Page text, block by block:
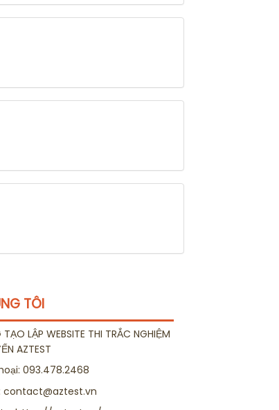
TÔI
LẬP WEBSITE THI TRẮC NGHIỆM
AZTEST
093.478.2468
contact@aztest.vn